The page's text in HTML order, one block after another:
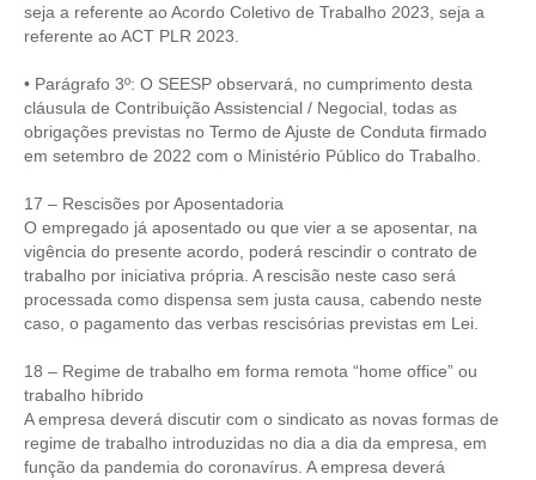
seja a referente ao Acordo Coletivo de Trabalho 2023, seja a
referente ao ACT PLR 2023.
• Parágrafo 3º: O SEESP observará, no cumprimento desta
cláusula de Contribuição Assistencial / Negocial, todas as
obrigações previstas no Termo de Ajuste de Conduta firmado
em setembro de 2022 com o Ministério Público do Trabalho.
17 – Rescisões por Aposentadoria
O empregado já aposentado ou que vier a se aposentar, na
vigência do presente acordo, poderá rescindir o contrato de
trabalho por iniciativa própria. A rescisão neste caso será
processada como dispensa sem justa causa, cabendo neste
caso, o pagamento das verbas rescisórias previstas em Lei.
18 – Regime de trabalho em forma remota “home office” ou
trabalho híbrido
A empresa deverá discutir com o sindicato as novas formas de
regime de trabalho introduzidas no dia a dia da empresa, em
função da pandemia do coronavírus. A empresa deverá